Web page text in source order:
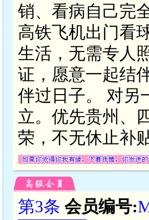
销、看病自己完
高铁飞机出门看
生活，无需专人
证，愿意一起结
伴过日子。 对另
立。优先贵州、
荣，不无休止补
第3条 会员编号: